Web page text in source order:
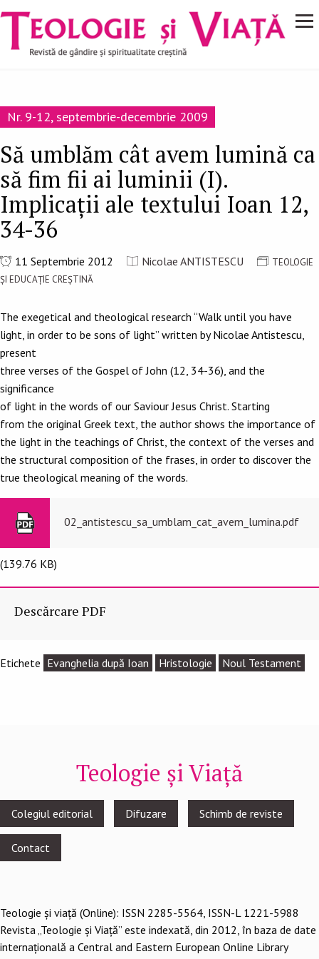
Mergi la conţinutul principal
Navigare
principală
Nr. 9-12, septembrie-decembrie 2009
Să umblăm cât avem lumină ca
să fim fii ai luminii (I).
Implicații ale textului Ioan 12,
34-36
11 Septembrie 2012 Nicolae ANTISTESCU
TEOLOGIE
ȘI EDUCAȚIE CREȘTINĂ
The exegetical and theological research “Walk until you have
light, in order to be sons of light” written by Nicolae Antistescu,
present
three verses of the Gospel of John (12, 34-36), and the
significance
of light in the words of our Saviour Jesus Christ. Starting
from the original Greek text, the author shows the importance of
the light in the teachings of Christ, the context of the verses and
the structural composition of the frases, in order to discover the
true theological meaning of the words.
02_antistescu_sa_umblam_cat_avem_lumina.pdf
(139.76 KB)
Descărcare PDF
Etichete Evanghelia după Ioan Hristologie Noul Testament
Teologie și Viață
Footer
menu
Colegiul editorial Difuzare Schimb de reviste
Contact
Teologie şi viaţă (Online): ISSN 2285-5564, ISSN-L 1221-5988
Revista „Teologie și Viață” este indexată, din 2012, în baza de date
internațională a Central and Eastern European Online Library